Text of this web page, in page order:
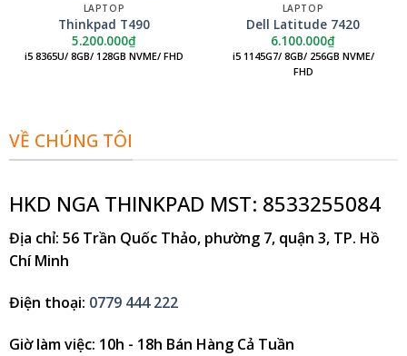
LAPTOP
Thinkpad T490
5.200.000₫
i5 8365U/ 8GB/ 128GB NVME/ FHD
LAPTOP
Dell Latitude 7420
6.100.000₫
i5 1145G7/ 8GB/ 256GB NVME/
FHD
VỀ CHÚNG TÔI
HKD NGA THINKPAD MST: 8533255084
Địa chỉ: 56 Trần Quốc Thảo, phường 7, quận 3, TP. Hồ
Chí Minh
Điện thoại: 0779 444 222
Giờ làm việc: 10h - 18h Bán Hàng Cả Tuần